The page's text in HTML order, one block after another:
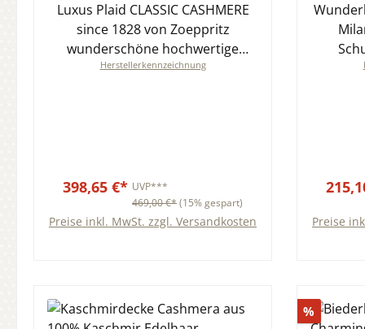
Luxus Plaid CLASSIC CASHMERE
since 1828 von Zoeppritz
wunderschöne hochwertige
Kaschmirdecke viele Farben
Herstellerkennzeichnung
398,65 €* UVP***
469,00 €*(15% gespart)
Preise inkl. MwSt. zzgl. Versandkosten Preise
% Rabatt